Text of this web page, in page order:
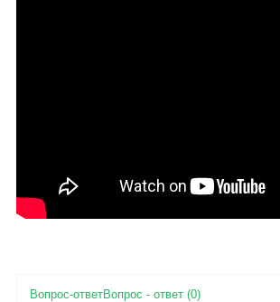
Вопрос - ответ (0)